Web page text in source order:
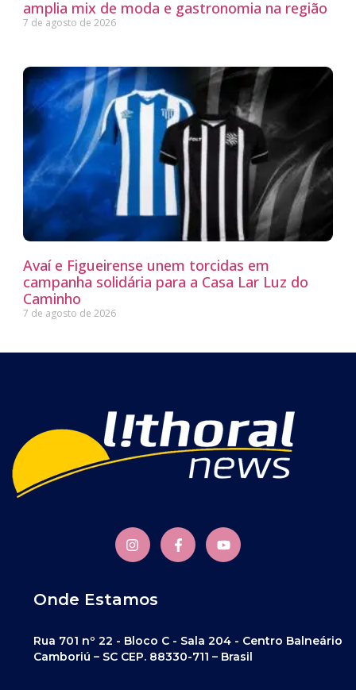
amplia mix de moda e gastronomia na região
7 de agosto de 2026
Avaí e Figueirense unem torcidas em
campanha solidária para a Casa Lar Luz do
Caminho
7 de agosto de 2026
Onde Estamos
Rua 701 nº 22 - Bloco C - Sala 204 - Centro Balneário
Camboriú – SC CEP. 88330-711 – Brasil